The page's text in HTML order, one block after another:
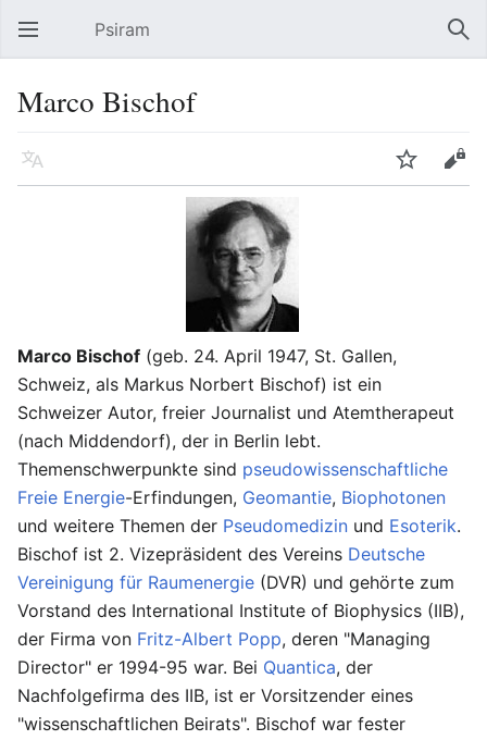
Hauptmenü öffnen Psiram
Marco Bischof
Sprache Beobachten Bearbeiten
Marco Bischof (geb. 24. April 1947, St. Gallen,
Schweiz, als Markus Norbert Bischof) ist ein
Schweizer Autor, freier Journalist und Atemtherapeut
(nach Middendorf), der in Berlin lebt.
Themenschwerpunkte sind pseudowissenschaftliche
Freie Energie-Erfindungen, Geomantie, Biophotonen
und weitere Themen der Pseudomedizin und Esoterik.
Bischof ist 2. Vizepräsident des Vereins Deutsche
Vereinigung für Raumenergie (DVR) und gehörte zum
Vorstand des International Institute of Biophysics (IIB),
der Firma von Fritz-Albert Popp, deren "Managing
Director" er 1994-95 war. Bei Quantica, der
Nachfolgefirma des IIB, ist er Vorsitzender eines
"wissenschaftlichen Beirats". Bischof war fester